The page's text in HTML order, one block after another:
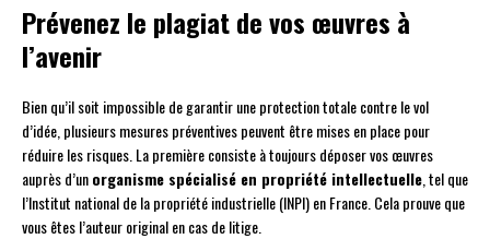
Prévenez le plagiat de vos œuvres à
l’avenir
Bien qu’il soit impossible de garantir une protection totale contre le vol
d’idée, plusieurs mesures préventives peuvent être mises en place pour
réduire les risques. La première consiste à toujours déposer vos œuvres
auprès d’unorganisme spécialisé en propriété intellectuelle , tel que
l’Institut national de la propriété industrielle (INPI) en France. Cela prouve que
vous êtes l’auteur original en cas de litige.